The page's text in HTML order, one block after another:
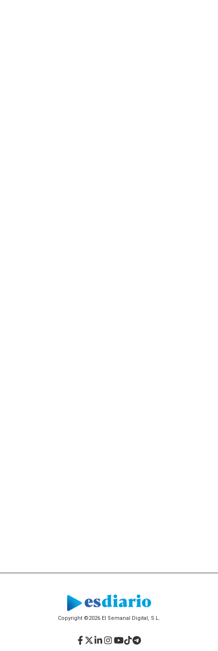
Copyright ©2026 El Semanal Digital, S.L.
Facebook
Twitter
LinkedIn
Instagram
YouTube
TikTok
Telegram